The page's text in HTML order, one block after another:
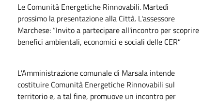
Le Comunità Energetiche Rinnovabili. Martedì
prossimo la presentazione alla Città. L'assessore
Marchese: “Invito a partecipare all'incontro per scoprire
benefici ambientali, economici e sociali delle CER”
L'Amministrazione comunale di Marsala intende
costituire Comunità Energetiche Rinnovabili sul
territorio e, a tal fine, promuove un incontro per